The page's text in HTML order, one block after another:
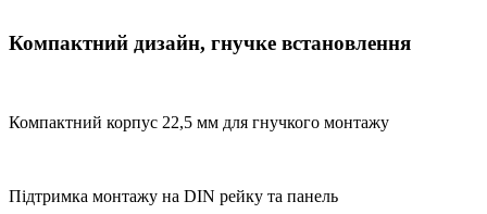
Компактний дизайн, гнучке встановлення
Компактний корпус 22,5 мм для гнучкого монтажу
Підтримка монтажу на DIN рейку та панель